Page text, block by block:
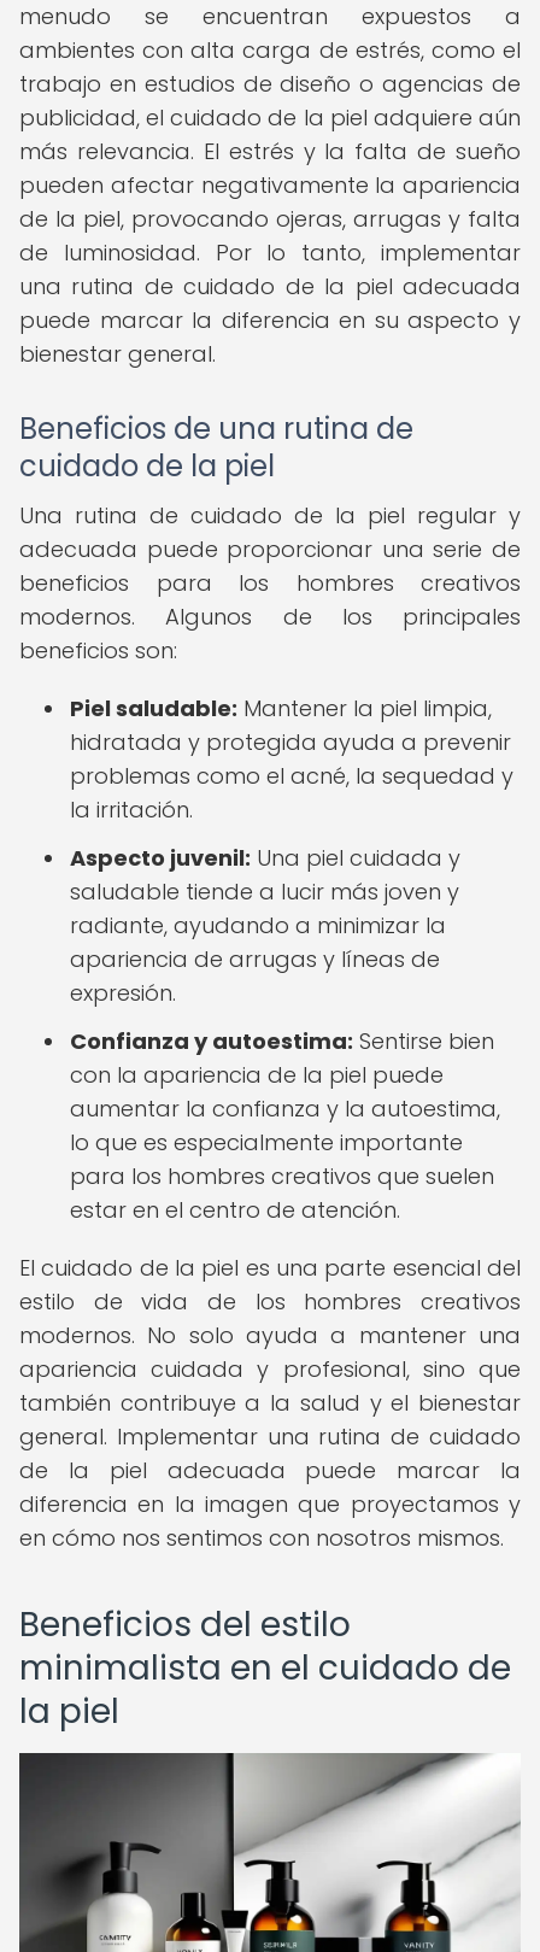
menudo se encuentran expuestos a
ambientes con alta carga de estrés, como el
trabajo en estudios de diseño o agencias de
publicidad, el cuidado de la piel adquiere aún
más relevancia. El estrés y la falta de sueño
pueden afectar negativamente la apariencia
de la piel, provocando ojeras, arrugas y falta
de luminosidad. Por lo tanto, implementar
una rutina de cuidado de la piel adecuada
puede marcar la diferencia en su aspecto y
bienestar general.
Beneficios de una rutina de
cuidado de la piel
Una rutina de cuidado de la piel regular y
adecuada puede proporcionar una serie de
beneficios para los hombres creativos
modernos. Algunos de los principales
beneficios son:
Piel saludable: Mantener la piel limpia,
hidratada y protegida ayuda a prevenir
problemas como el acné, la sequedad y
la irritación.
Aspecto juvenil: Una piel cuidada y
saludable tiende a lucir más joven y
radiante, ayudando a minimizar la
apariencia de arrugas y líneas de
expresión.
Confianza y autoestima: Sentirse bien
con la apariencia de la piel puede
aumentar la confianza y la autoestima,
lo que es especialmente importante
para los hombres creativos que suelen
estar en el centro de atención.
El cuidado de la piel es una parte esencial del
estilo de vida de los hombres creativos
modernos. No solo ayuda a mantener una
apariencia cuidada y profesional, sino que
también contribuye a la salud y el bienestar
general. Implementar una rutina de cuidado
de la piel adecuada puede marcar la
diferencia en la imagen que proyectamos y
en cómo nos sentimos con nosotros mismos.
Beneficios del estilo
minimalista en el cuidado de
la piel